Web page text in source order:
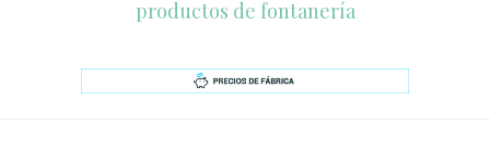
productos de fontanería